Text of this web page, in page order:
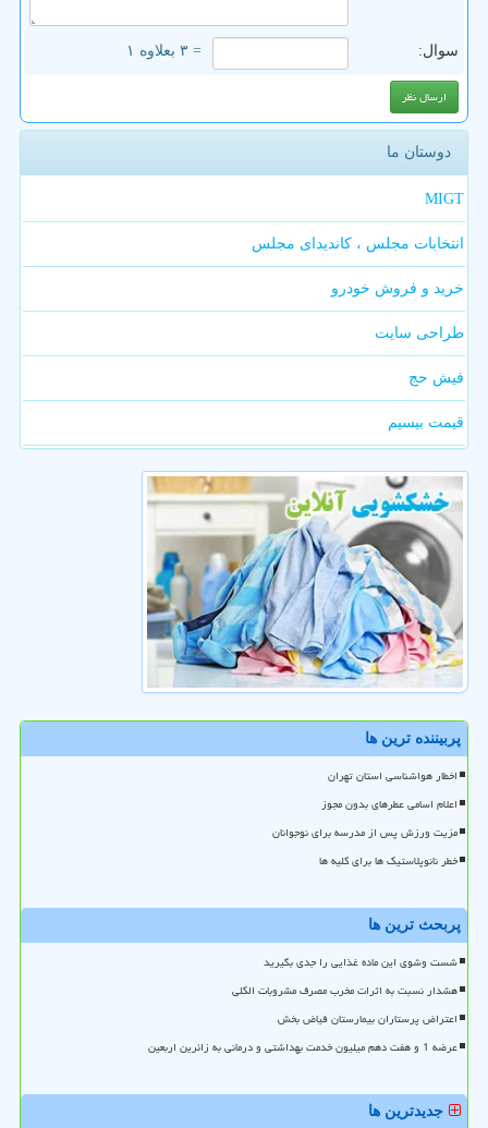
سوال: = ۳ بعلاوه ۱
دوستان ما
MIGT
انتخابات مجلس ، کاندیدای مجلس
خرید و فروش خودرو
طراحی سایت
فیش حج
قیمت بیسیم
پربیننده ترین ها
اخطار هواشناسی استان تهران
اعلام اسامی عطرهای بدون مجوز
مزیت ورزش پس از مدرسه برای نوجوانان
خطر نانوپلاستیک ها برای کلیه ها
پربحث ترین ها
شست وشوی این ماده غذایی را جدی بگیرید
هشدار نسبت به اثرات مخرب مصرف مشروبات الکلی
اعتراض پرستاران بیمارستان فیاض بخش
عرضه 1 و هفت دهم میلیون خدمت بهداشتی و درمانی به زائرین اربعین
جدیدترین ها